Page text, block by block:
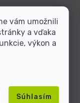
vám umožnili
a vďaka
výkon a
Súhlasím